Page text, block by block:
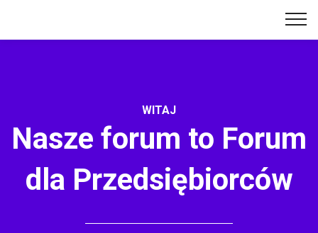
WITAJ
Nasze forum to Forum
dla Przedsiębiorców